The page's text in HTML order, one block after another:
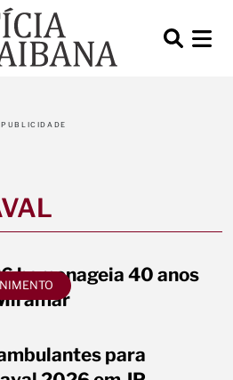
PUBLICIDADE
homenageia 40 anos
para